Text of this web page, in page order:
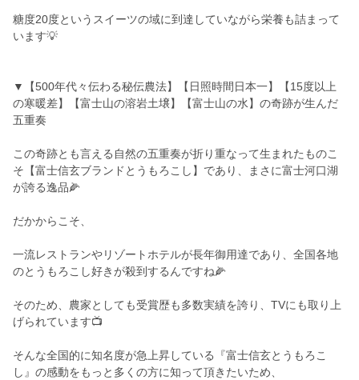
糖度20度というスイーツの域に到達していながら栄養も詰まって
います💡
▼【500年代々伝わる秘伝農法】【日照時間日本一】【15度以上
の寒暖差】【富士山の溶岩土壌】【富士山の水】の奇跡が生んだ
五重奏
この奇跡とも言える自然の五重奏が折り重なって生まれたものこ
そ【富士信玄ブランドとうもろこし】であり、まさに富士河口湖
が誇る逸品🌽
だかからこそ、
一流レストランやリゾートホテルが長年御用達であり、全国各地
のとうもろこし好きが殺到するんですね🌽
そのため、農家としても受賞歴も多数実績を誇り、TVにも取り上
げられています📺
そんな全国的に知名度が急上昇している『富士信玄とうもろこ
し』の感動をもっと多くの方に知って頂きたいため、